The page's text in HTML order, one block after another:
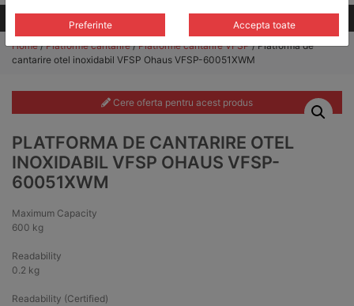
Toate produsele
Home/Platforme cantarire/Platforme cantarire VFSP/ Platforma de
cantarire otel inoxidabil VFSP Ohaus VFSP-60051XWM
Cere oferta pentru acest produs
PLATFORMA DE CANTARIRE OTEL
INOXIDABIL VFSP OHAUS VFSP-
60051XWM
Maximum Capacity
600 kg
Readability
0.2 kg
Readability (Certified)
Preferinte Accepta toate